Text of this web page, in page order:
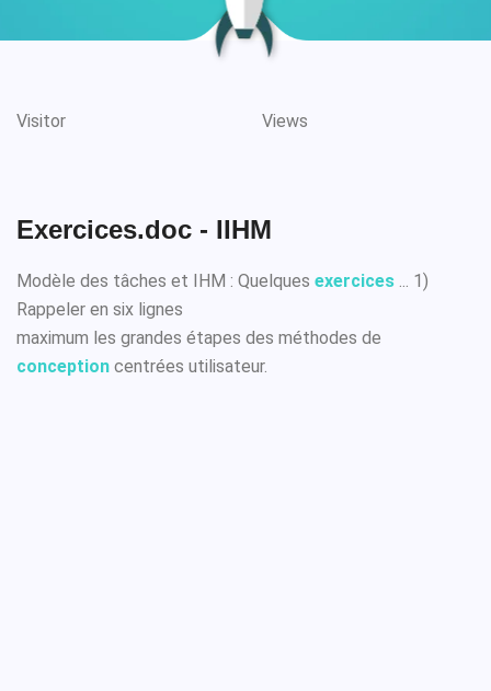
Visitor Views
Exercices.doc - IIHM
Modèle des tâches et IHM : Quelques exercices ... 1)
Rappeler en six lignes
maximum les grandes étapes des méthodes de
conception centrées utilisateur.